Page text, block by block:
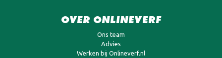
OVER ONLINEVERF
Ons team
Advies
Werken bij Onlineverf.nl